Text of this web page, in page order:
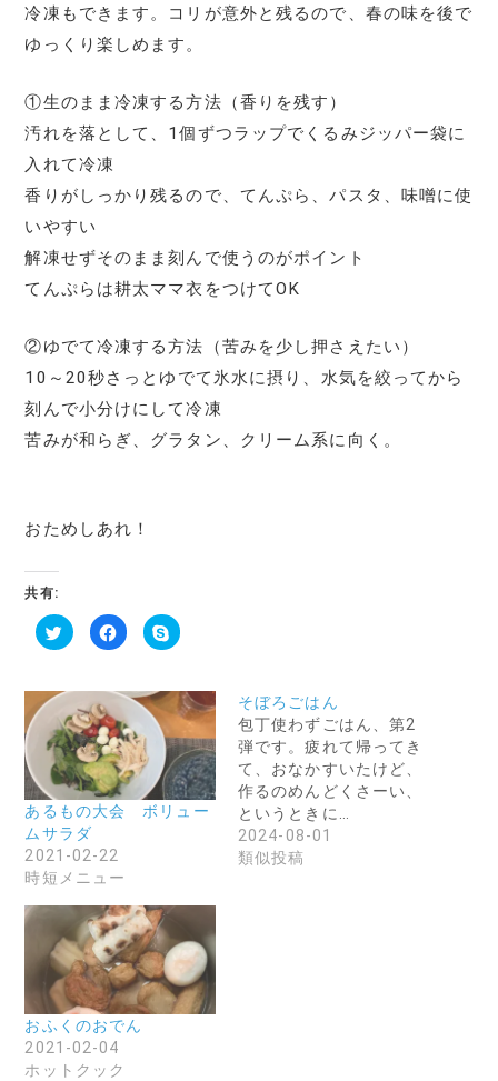
冷凍もできます。コリが意外と残るので、春の味を後で
ゆっくり楽しめます。
①生のまま冷凍する方法（香りを残す）
汚れを落として、1個ずつラップでくるみジッパー袋に
入れて冷凍
香りがしっかり残るので、てんぷら、パスタ、味噌に使
いやすい
解凍せずそのまま刻んで使うのがポイント
てんぷらは耕太ママ衣をつけてOK
②ゆでて冷凍する方法（苦みを少し押さえたい）
10～20秒さっとゆでて氷水に摂り、水気を絞ってから
刻んで小分けにして冷凍
苦みが和らぎ、グラタン、クリーム系に向く。
おためしあれ！
共有:
ク
リ
て
w
i
t
t
e
r
で
共
有
(
新
し
い
ィ
ド
ウ
で
開
き
ま
す
)
F
a
o
k
で
共
有
す
る
に
は
し
く
だ
さ
い
(
新
し
い
ウ
ィ
ウ
ク
リ
て
S
k
y
p
e
で
共
有
ド
開
き
ま
す
)
あるもの大会 ボリュー
ムサラダ
2021-02-22
時短メニュー
そぼろごはん
包丁使わずごはん、第2
弾です。疲れて帰ってき
て、おなかすいたけど、
作るのめんどくさーい、
というときに…
2024-08-01
類似投稿
おふくのおでん
2021-02-04
ホットクック